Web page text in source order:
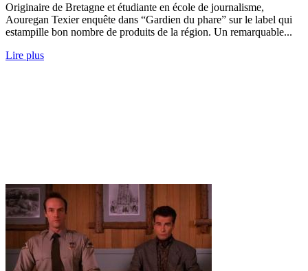
Originaire de Bretagne et étudiante en école de journalisme,
Aouregan Texier enquête dans “Gardien du phare” sur le label qui
estampille bon nombre de produits de la région. Un remarquable...
Lire plus